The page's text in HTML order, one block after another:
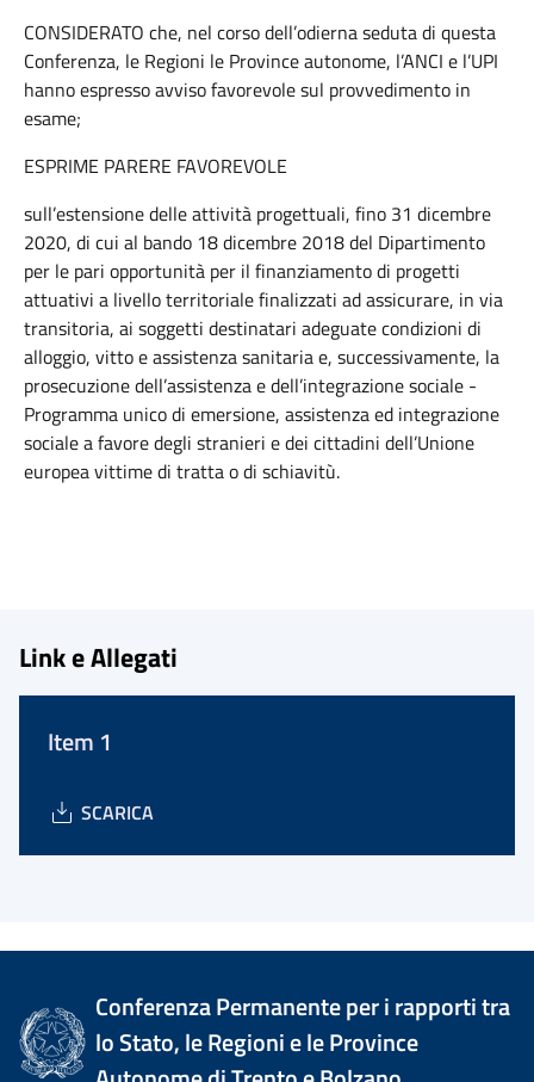
CONSIDERATO che, nel corso dell’odierna seduta di questa
Conferenza, le Regioni le Province autonome, l’ANCI e l’UPI
hanno espresso avviso favorevole sul provvedimento in
esame;
ESPRIME PARERE FAVOREVOLE
sull’estensione delle attività progettuali, fino 31 dicembre
2020, di cui al bando 18 dicembre 2018 del Dipartimento
per le pari opportunità per il finanziamento di progetti
attuativi a livello territoriale finalizzati ad assicurare, in via
transitoria, ai soggetti destinatari adeguate condizioni di
alloggio, vitto e assistenza sanitaria e, successivamente, la
prosecuzione dell’assistenza e dell’integrazione sociale -
Programma unico di emersione, assistenza ed integrazione
sociale a favore degli stranieri e dei cittadini dell’Unione
europea vittime di tratta o di schiavitù.
Link e Allegati
Item 1
SCARICA
Conferenza Permanente per i rapporti tra
lo Stato, le Regioni e le Province